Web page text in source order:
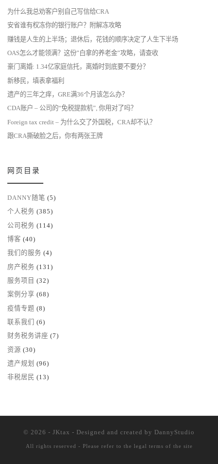
为什么我总劝客户别自己写信给CRA
安省谁有权冻你的银行账户？附解冻攻略
赚钱是人生的上半场；退休后，花钱的顺序决定了人生下半场
OAS怎么才能领满？这份”白拿的养老金”攻略，请查收
豪门离婚: 1.34亿家庭信托，离婚时到底要不要分？
新移民，填表拿福利
遗产的三年之痒，GRE满36个月该怎么办？
CDA账户 – 公司的“免税提款机”, 你用对了吗？
Foreign tax credit – 为什么交了外国税，CRA却不认？
跟CRA撕破脸之后，你有两张王牌
网页目录
DANNY随笔 (5)
个人税务 (385)
公司税务 (114)
博客 (40)
我们的服务 (4)
房产税务 (131)
服务项目 (32)
案例分享 (68)
疫情专题 (8)
联系我们
(6)
财务税务讲座 (7)
资源 (30)
遗产规划 (96)
非税居民 (13)
© 2026 - JKtax - Designed and created by DannyStudio
All rights reserved - Please refer to the legal terms of the site